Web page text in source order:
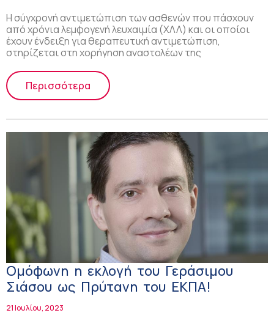
Η σύγχρονή αντιμετώπιση των ασθενών που πάσχουν
από χρόνια λεμφογενή λευχαιμία (ΧΛΛ) και οι οποίοι
έχουν ένδειξη για θεραπευτική αντιμετώπιση,
στηρίζεται στη χορήγηση αναστολέων της
Περισσότερα
Ομόφωνη η εκλογή του Γεράσιμου
Σιάσου ως Πρύτανη του ΕΚΠΑ!
21 Ιουλίου, 2023